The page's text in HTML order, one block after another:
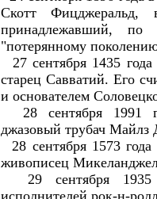
Скотт Фицджеральд,
принадлежавший,
"потерянному
27 сентября 1435
старец Савватий. Его
и основателем
28 сентября 1991
джазовый трубач Майлз
28 сентября 1573
живописец
29 сентября 1935
исполнителей рок-н-